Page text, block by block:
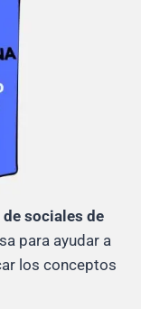
sociales de
para ayudar a
los conceptos